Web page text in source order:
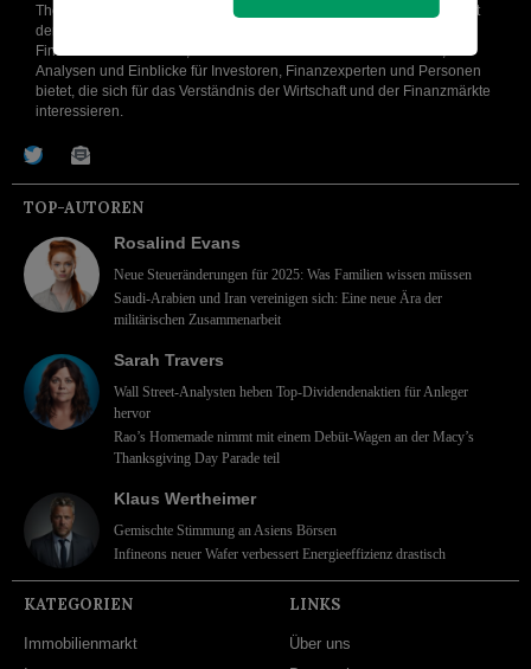
The Markets Watch wurde mit dem Ziel gegründet, die komplexe Welt
der Finanzmärkte zu entmystifizieren, und ist eine führende Online-
Finanznachrichtenseite, die aktuelle und relevante Nachrichten,
Analysen und Einblicke für Investoren, Finanzexperten und Personen
bietet, die sich für das Verständnis der Wirtschaft und der Finanzmärkte
interessieren.
TOP-AUTOREN
Rosalind Evans
Neue Steueränderungen für 2025: Was Familien wissen müssen
Saudi-Arabien und Iran vereinigen sich: Eine neue Ära der
militärischen Zusammenarbeit
Sarah Travers
Wall Street-Analysten heben Top-Dividendenaktien für Anleger
hervor
Rao’s Homemade nimmt mit einem Debüt-Wagen an der Macy’s
Thanksgiving Day Parade teil
Klaus Wertheimer
Gemischte Stimmung an Asiens Börsen
Infineons neuer Wafer verbessert Energieeffizienz drastisch
KATEGORIEN
Immobilienmarkt
LINKS
Über uns